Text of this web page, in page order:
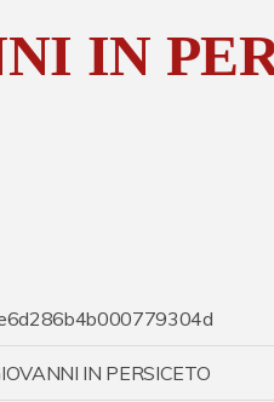
IN
IN PERSICETO